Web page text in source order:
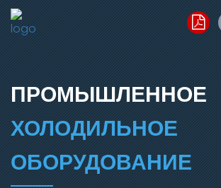
Контакты
Юридический адрес:
050014, г.Алматы,
ул.Ангарская, д.103/2
Прайс-листы
1. Комплектующие
2. Запасные части
3. Агрегаты
Обратная связь
ПРОМЫШЛЕННОЕ
ХОЛОДИЛЬНОЕ
ОБОРУДОВАНИЕ